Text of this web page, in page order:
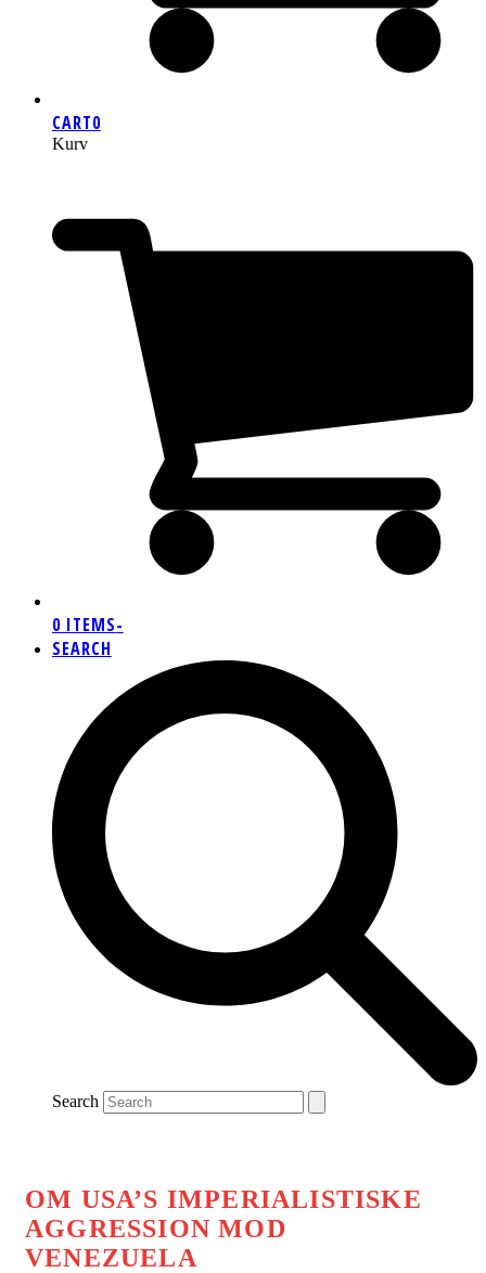
CART0
Kurv
0 ITEMS-
SEARCH
Search
OM USA’S IMPERIALISTISKE
AGGRESSION MOD
VENEZUELA